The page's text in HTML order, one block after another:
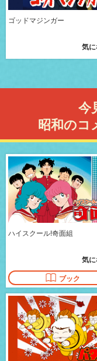
ゴッドマジンガー
気
今
昭和のコ
ハイスクール!奇面組
ブック
気